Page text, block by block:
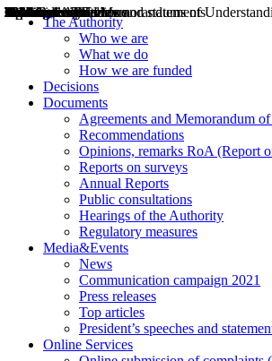
The Authority
Who we are
What we do
How we are funded
Decisions
Documents
Agreements and Memorandum
Recommendations
Opinions, remarks RoA (Report
Reports on surveys
Annual Reports
Public consultations
Hearings of the Authority
Regulatory measures
Media&Events
News
Communication campaign 2021
Press releases
Top articles
President’s speeches and
Online Services
Decisions
Opinions
Public consultations
Hearings
Recommendations
Agreements and Memorandums of
Relazioni annuali
Misure di regolazione
News
Press Releases
Bollettini ART
Convegni ART
President’s interviews
Top articles
President’s speeches and statements
2004
2005
2010
2013
2014
2015
2016
2017
2018
2019
202
2020
2021
2022
2023
2024
2025
2026
Aereo
Marittimo
Terrestre